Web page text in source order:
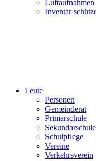
Luftaufnahmen
Inventar
Leute
Personen
Gemeinderat
Primarschule
Schulpflege
Vereine
Verkehrsverein